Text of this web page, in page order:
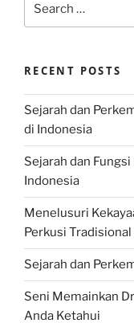
for:
RECENT POSTS
Sejarah dan
di Indonesia
Sejarah dan
Indonesia
Menelusuri
Perkusi Tradisional
Sejarah dan
Seni Memainkan
Anda Ketahui